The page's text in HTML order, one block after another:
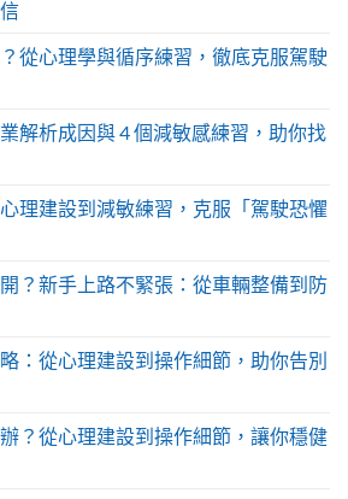
從心理學與循序練習，徹底克服駕駛
解析成因與 4 個減敏感練習，助你找
理建設到減敏練習，克服「駕駛恐懼
？新手上路不緊張：從車輛整備到防
：從心理建設到操作細節，助你告別
？從心理建設到操作細節，讓你穩健